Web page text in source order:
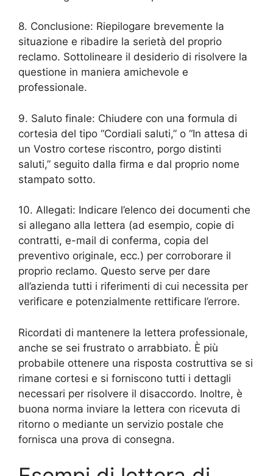
8. Conclusione: Riepilogare brevemente la
situazione e ribadire la serietà del proprio
reclamo. Sottolineare il desiderio di risolvere la
questione in maniera amichevole e
professionale.
9. Saluto finale: Chiudere con una formula di
cortesia del tipo “Cordiali saluti,” o “In attesa di
un Vostro cortese riscontro, porgo distinti
saluti,” seguito dalla firma e dal proprio nome
stampato sotto.
10. Allegati: Indicare l’elenco dei documenti che
si allegano alla lettera (ad esempio, copie di
contratti, e-mail di conferma, copia del
preventivo originale, ecc.) per corroborare il
proprio reclamo. Questo serve per dare
all’azienda tutti i riferimenti di cui necessita per
verificare e potenzialmente rettificare l’errore.
Ricordati di mantenere la lettera professionale,
anche se sei frustrato o arrabbiato. È più
probabile ottenere una risposta costruttiva se si
rimane cortesi e si forniscono tutti i dettagli
necessari per risolvere il disaccordo. Inoltre, è
buona norma inviare la lettera con ricevuta di
ritorno o mediante un servizio postale che
fornisca una prova di consegna.